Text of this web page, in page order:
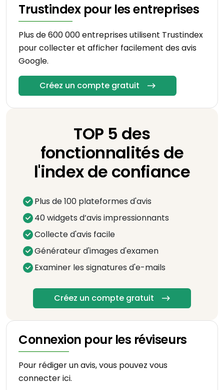
Trustindex pour les entreprises
Plus de 600 000 entreprises utilisent Trustindex
pour collecter et afficher facilement des avis
Google.
Créez un compte gratuit
TOP 5 des
fonctionnalités de
l'index de confiance
Plus de 100 plateformes d'avis
40 widgets d’avis impressionnants
Collecte d'avis facile
Générateur d'images d'examen
Examiner les signatures d'e-mails
Créez un compte gratuit
Connexion pour les réviseurs
Pour rédiger un avis, vous pouvez vous
connecter ici.